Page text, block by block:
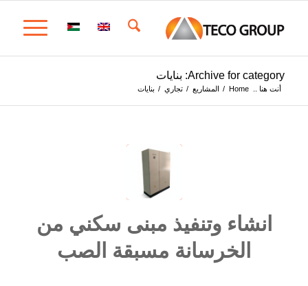
Archive for category: بنايات
أنت هنا .. Home
/ المشاريع / تجاري / بنايات
انشاء وتنفيذ مبنى سكني من
الخرسانة مسبقة الصب